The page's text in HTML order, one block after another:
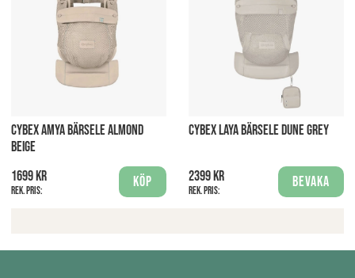
CYBEX AMYA BÄRSELE ALMOND
BEIGE
1699 kr
Rek. pris:
Köp
CYBEX LAYA BÄRSELE DUNE GREY
2399 kr
Rek. pris:
Bevaka